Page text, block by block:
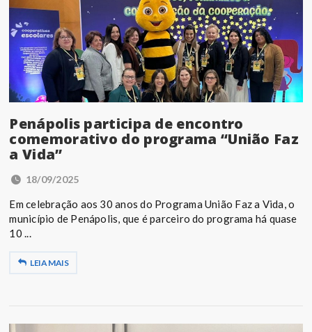
Penápolis participa de encontro
comemorativo do programa “União Faz
a Vida”
18/09/2025
Em celebração aos 30 anos do Programa União Faz a Vida, o
município de Penápolis, que é parceiro do programa há quase
10 ...
LEIA MAIS